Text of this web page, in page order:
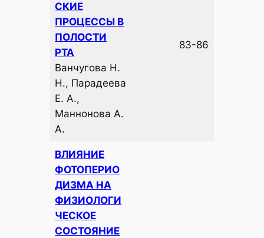
СКИЕ
ПРОЦЕССЫ В
ПОЛОСТИ
РТА
Ванчугова Н.
Н., Парадеева
Е. А.,
Маннонова А.
А.
83-86
ВЛИЯНИЕ
ФОТОПЕРИО
ДИЗМА НА
ФИЗИОЛОГИ
ЧЕСКОЕ
СОСТОЯНИЕ